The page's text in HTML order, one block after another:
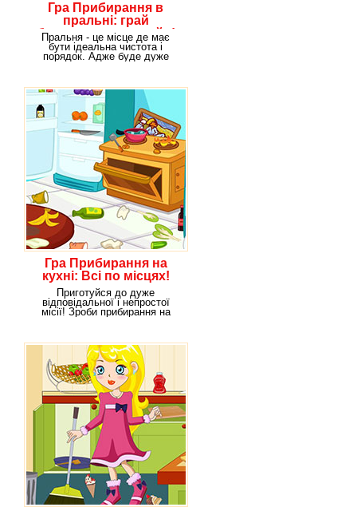
Гра Прибирання в
пральні: грай
безкоштовно онлайн!
Пральня - це місце де має
бути ідеальна чистота і
порядок. Адже буде дуже
Гра Прибирання на
кухні: Всі по місцях!
Приготуйся до дуже
відповідальної і непростої
місії! Зроби прибирання на